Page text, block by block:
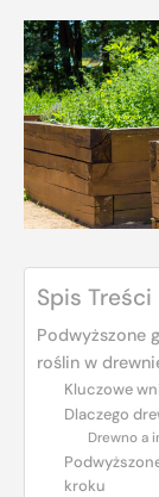
Spis Treści
Podwyższone
roślin w
Kluczowe
Dlaczego
Drewno a
kroku